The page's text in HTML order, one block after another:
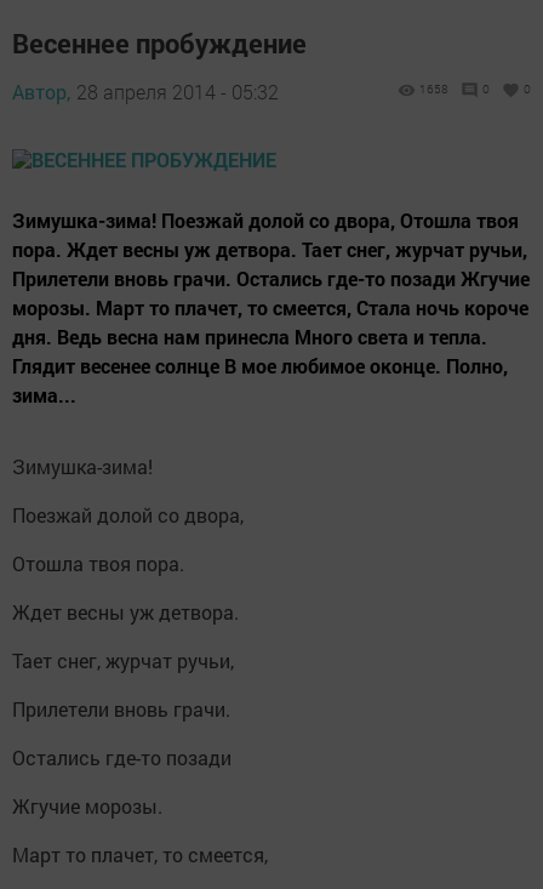
Весеннее пробуждение
Автор, 28 апреля 2014 - 05:32 1658 0 0
Зимушка-зима! Поезжай долой со двора, Отошла твоя
пора. Ждет весны уж детвора. Тает снег, журчат ручьи,
Прилетели вновь грачи. Остались где-то позади Жгучие
морозы. Март то плачет, то смеется, Стала ночь короче
дня. Ведь весна нам принесла Много света и тепла.
Глядит весенее солнце В мое любимое оконце. Полно,
зима...
Зимушка-зима!
Поезжай долой со двора,
Отошла твоя пора.
Ждет весны уж детвора.
Тает снег, журчат ручьи,
Прилетели вновь грачи.
Остались где-то позади
Жгучие морозы.
Март то плачет, то смеется,